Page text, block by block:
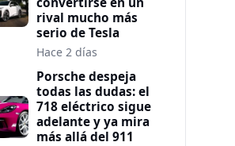
rival mucho más
serio de Tesla
Hace 2 días
Porsche despeja
todas las dudas: el
718 eléctrico sigue
adelante y ya mira
más allá del 911